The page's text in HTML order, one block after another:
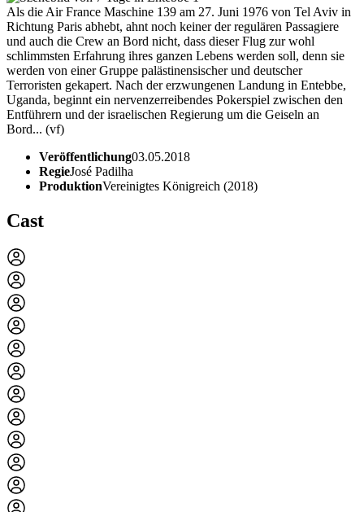
Als die Air France Maschine 139 am 27. Juni 1976 von Tel Aviv in
Richtung Paris abhebt, ahnt noch keiner der regulären Passagiere
und auch die Crew an Bord nicht, dass dieser Flug zur wohl
schlimmsten Erfahrung ihres ganzen Lebens werden soll, denn sie
werden von einer Gruppe palästinensischer und deutscher
Terroristen gekapert. Nach der erzwungenen Landung in Entebbe,
Uganda, beginnt ein nervenzerreibendes Pokerspiel zwischen den
Entführern und der israelischen Regierung um die Geiseln an
Bord... (vf)
Veröffentlichung03.05.2018
RegieJosé Padilha
ProduktionVereinigtes Königreich (2018)
Cast